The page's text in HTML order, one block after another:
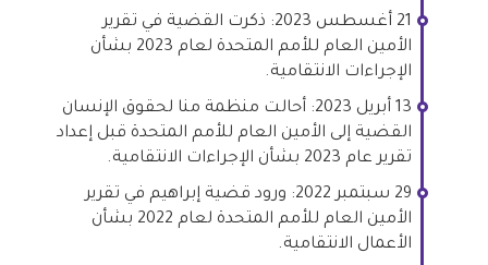
21 أغسطس 2023: ذكرت القضية في تقرير
الأمين العام للأمم المتحدة لعام 2023 بشأن
الإجراءات الانتقامية.
13 أبريل 2023: أحالت منظمة منا لحقوق الإنسان
القضية إلى الأمين العام للأمم المتحدة قبل إعداد
تقرير عام 2023 بشأن الإجراءات الانتقامية.
29 سبتمبر 2022: ورود قضية إبراهيم في تقرير
الأمين العام للأمم المتحدة لعام 2022 بشأن
الأعمال الانتقامية.